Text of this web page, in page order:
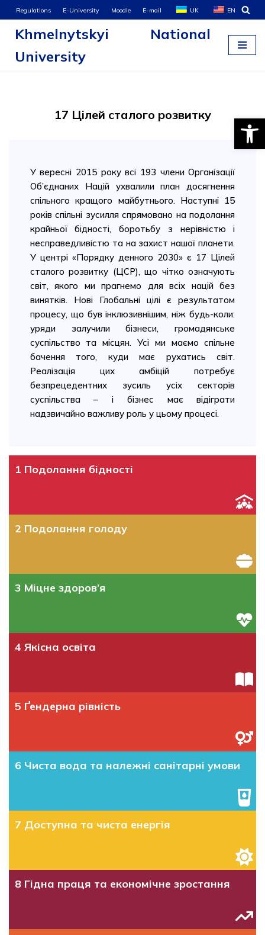
Skip
content
Regulations E-University Moodle E-mail UK EN
Khmelnytskyi National
University
17 Цілей сталого розвитку
У вересні 2015 року всі 193 члени Організації
Об’єднаних Націй ухвалили план досягнення
спільного кращого майбутнього. Наступні 15
років спільні зусилля спрямовано на подолання
крайньої бідності, боротьбу з нерівністю і
несправедливістю та на захист нашої планети.
У центрі «Порядку денного 2030» є 17 Цілей
сталого розвитку (ЦСР), що чітко означують
світ, якого ми прагнемо для всіх націй без
винятків. Нові Глобальні цілі є результатом
процесу, що був інклюзивнішим, ніж будь-коли:
уряди залучили бізнеси, громадянське
суспільство та місцян. Усі ми маємо спільне
бачення того, куди має рухатись світ.
Реалізація цих амбіцій потребує
безпрецедентних зусиль усіх секторів
суспільства – і бізнес має відіграти
надзвичайно важливу роль у цьому процесі.
1 Подолання бідності
2 Подолання голоду
3 Міцне здоров’я
4 Якісна освіта
5 Ґендерна рівність
6 Чиста вода та належні санітарні умови
7 Доступна та чиста енергія
8 Гідна праця та економічне зростання